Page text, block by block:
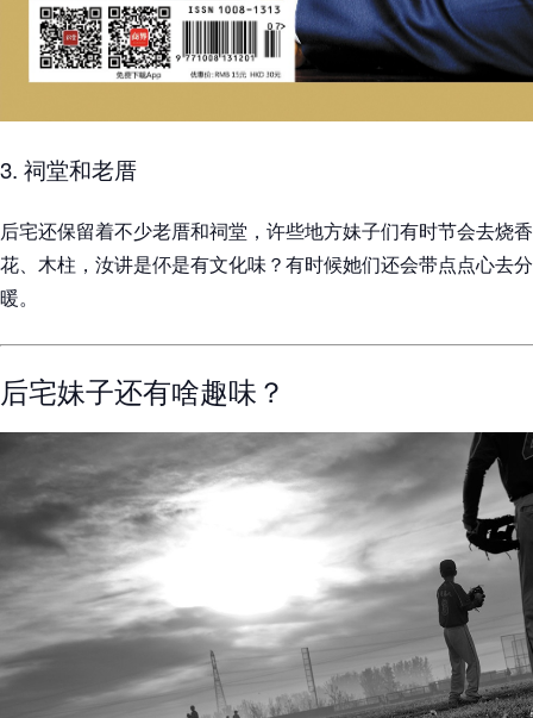
3. 祠堂和老厝
后宅还保留着不少老厝和祠堂，许些地方妹子们有时节会去烧
花、木柱，汝讲是伓是有文化味？有时候她们还会带点点心去
暖。
后宅妹子还有啥趣味？